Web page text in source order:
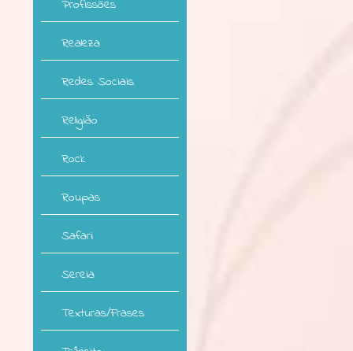
Profissões
Realeza
Redes Sociais
Religião
Rock
Roupas
Safari
Sereia
Texturas/Frases